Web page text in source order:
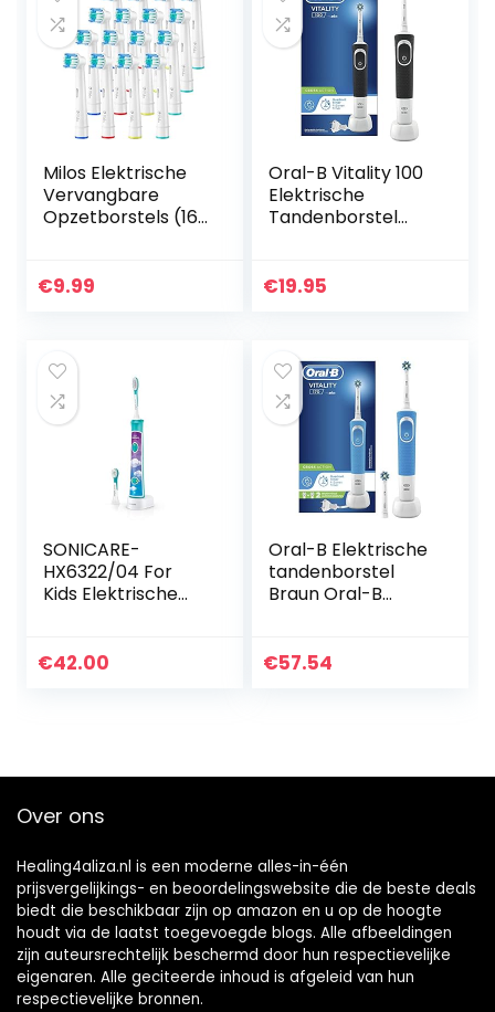
Milos Elektrische
Vervangbare
Opzetborstels (16
Oral B
€9.99
Oral-B Vitality 100
Elektrische
Tandenborstel
€19.95
SONICARE-
HX6322/04 For
Kids Elektrische
bluetooth – Met
€42.00
Oral-B Elektrische
tandenborstel
Braun Oral-B
€57.54
Over ons
Healing4aliza.nl is een moderne alles-in-één
prijsvergelijkings- en beoordelingswebsite die de beste deals
biedt die beschikbaar zijn op amazon en u op de hoogte
houdt via de laatst toegevoegde blogs. Alle afbeeldingen
zijn auteursrechtelijk beschermd door hun respectievelijke
eigenaren. Alle geciteerde inhoud is afgeleid van hun
respectievelijke bronnen.